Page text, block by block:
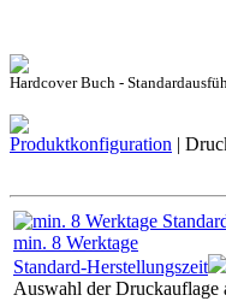
Hardcover Buch -
Produktkonfiguration |
min. 8 Werktage
Standard-Herstellungszeit
Auswahl der Druckauflage